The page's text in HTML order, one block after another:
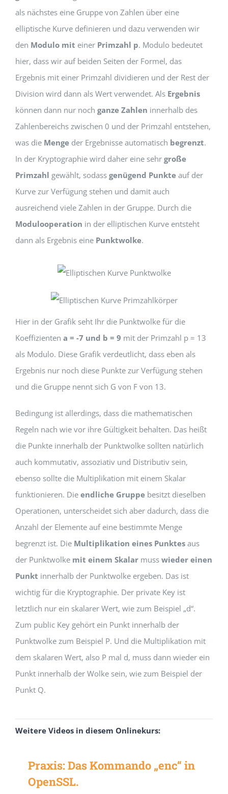
als nächstes eine Gruppe von Zahlen über eine
elliptische Kurve definieren und dazu verwenden wir
den Modulo mit einer Primzahl p. Modulo bedeutet
hier, dass wir auf beiden Seiten der Formel, das
Ergebnis mit einer Primzahl dividieren und der Rest der
Division wird dann als Wert verwendet. Als Ergebnis
können dann nur noch ganze Zahlen innerhalb des
Zahlenbereichs zwischen 0 und der Primzahl entstehen,
was die Menge der Ergebnisse automatisch begrenzt.
In der Kryptographie wird daher eine sehr große
Primzahl gewählt, sodass genügend Punkte auf der
Kurve zur Verfügung stehen und damit auch
ausreichend viele Zahlen in der Gruppe. Durch die
Modulooperation in der elliptischen Kurve entsteht
dann als Ergebnis eine Punktwolke.
Hier in der Grafik seht Ihr die Punktwolke für die
Koeffizienten a = -7 und b = 9 mit der Primzahl p = 13
als Modulo. Diese Grafik verdeutlicht, dass eben als
Ergebnis nur noch diese Punkte zur Verfügung stehen
und die Gruppe nennt sich G von F von 13.
Bedingung ist allerdings, dass die mathematischen
Regeln nach wie vor ihre Gültigkeit behalten. Das heißt
die Punkte innerhalb der Punktwolke sollten natürlich
auch kommutativ, assoziativ und Distributiv sein,
ebenso sollte die Multiplikation mit einem Skalar
funktionieren. Die endliche Gruppe besitzt dieselben
Operationen, unterscheidet sich aber dadurch, dass die
Anzahl der Elemente auf eine bestimmte Menge
begrenzt ist. Die Multiplikation eines Punktes aus
der Punktwolke mit einem Skalar muss wieder einen
Punkt innerhalb der Punktwolke ergeben. Das ist
wichtig für die Kryptographie. Der private Key ist
letztlich nur ein skalarer Wert, wie zum Beispiel „d“.
Zum public Key gehört ein Punkt innerhalb der
Punktwolke zum Beispiel P. Und die Multiplikation mit
dem skalaren Wert, also P mal d, muss dann wieder ein
Punkt innerhalb der Wolke sein, wie zum Beispiel der
Punkt Q.
Weitere Videos in diesem Onlinekurs:
Praxis: Das Kommando „enc“ in
OpenSSL.